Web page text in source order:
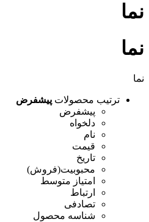
نما
نما
نما
ترتیب محصولات پیشفرض
پیشفرض
دلخواه
نام
قیمت
تاریخ
محبوبیت(فروش)
امتیاز متوسط
ارتباط
تصادفی
شناسه محصول